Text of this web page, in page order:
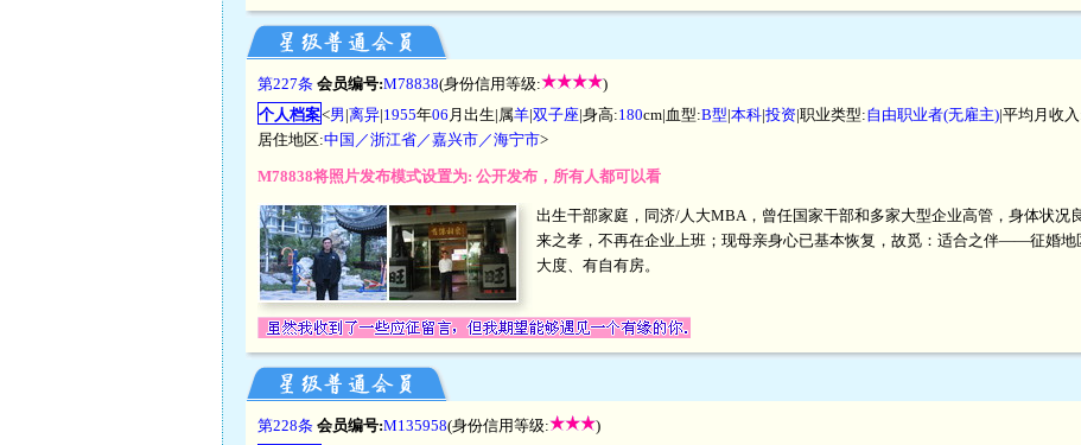
第227条 会员编号:M78838(身份信用等级:
)
个人档案<男|离异|1955年06 月出生|属羊|双子座|身高:180cm|血型:B型|本科|投资|职业类型:自由职业者(无雇主)|平均月收
居住地区:中国／浙江省／嘉兴市／海宁市>
M78838将照片发布模式设置为: 公开发布，所有人都可以看
出生干部家庭，同济/人大MBA，曾任国家干部和多家大型企业高管，身体状况
来之孝，不再在企业上班；现母亲身心已基本恢复，故觅：适合之伴——征婚地
大度、有自有房。
第228条 会员编号:M135958(身份信用等级:
)